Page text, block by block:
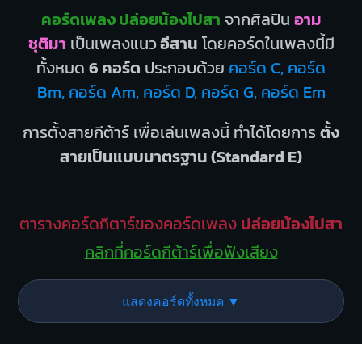
คอร์ดเพลง ปล่อยน้องไปสา จากศิลปิน อาม
ชุติมา เป็นเพลงแนวอีสาน โดยคอร์ดในเพลงนี้มี
ทั้งหมด 6 คอร์ด ประกอบด้วย คอร์ด C, คอร์ด
Bm, คอร์ด Am, คอร์ด D, คอร์ด G, คอร์ด Em
การตั้งสายกีต้าร์ เพื่อเล่นเพลงนี้ ทำได้โดยการตั้ง
สายเป็นแบบมาตรฐาน (Standard E)
ตารางคอร์ดกีตาร์ของคอร์ดเพลง ปล่อยน้องไปสา
คลิกที่คอร์ดกีต้าร์เพื่อฟังเสียง
แสดงคอร์ดทั้งหมด ▼